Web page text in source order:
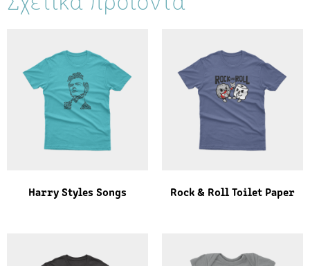
Harry Styles Songs Rock & Roll Toilet Paper